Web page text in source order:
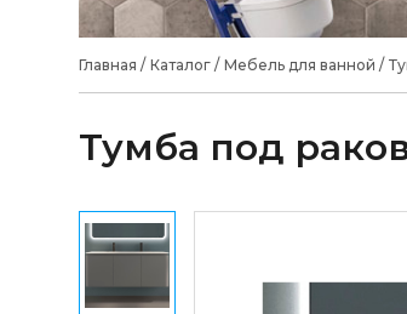
Главная / Каталог/ Мебель для ванной /
Тумба под